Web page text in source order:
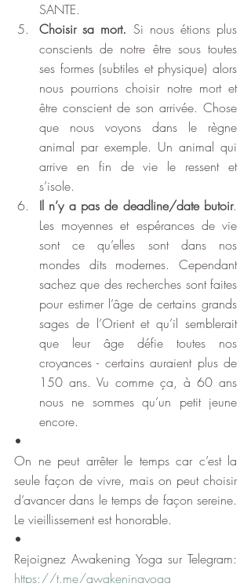
SANTE.
Choisir sa mort. Si nous étions plus
conscients de notre être sous toutes
ses formes (subtiles et physique) alors
nous pourrions choisir notre mort et
être conscient de son arrivée. Chose
que nous voyons dans le règne
animal par exemple. Un animal qui
arrive en fin de vie le ressent et
s’isole.
Il n’y a pas de deadline/date butoir.
Les moyennes et espérances de vie
sont ce qu’elles sont dans nos
mondes dits modernes. Cependant
sachez que des recherches sont faites
pour estimer l’âge de certains grands
sages de l’Orient et qu’il semblerait
que leur âge défie toutes nos
croyances - certains auraient plus de
150 ans. Vu comme ça, à 60 ans
nous ne sommes qu’un petit jeune
encore.
•
On ne peut arrêter le temps car c’est la
seule façon de vivre, mais on peut choisir
d’avancer dans le temps de façon sereine.
Le vieillissement est honorable.
•
https://t.me/awakeningyoga